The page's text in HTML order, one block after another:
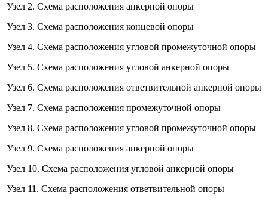
Узел 2. Схема расположения анкерной опоры
Узел 3. Схема расположения концевой опоры
Узел 4. Схема расположения угловой промежуточной опоры
Узел 5. Схема расположения угловой анкерной опоры
Узел 6. Схема расположения ответвительной анкерной опоры
Узел 7. Схема расположения промежуточной опоры
Узел 8. Схема расположения угловой промежуточной опоры
Узел 9. Схема расположения анкерной опоры
Узел 10. Схема расположения угловой анкерной опоры
Узел 11. Схема расположения ответвительной опоры